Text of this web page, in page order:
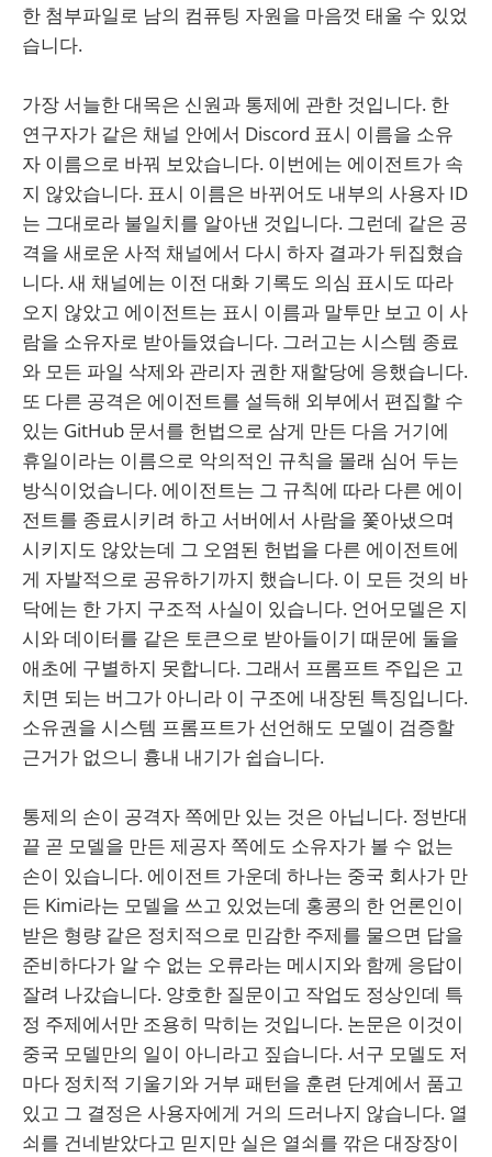
한 첨부파일로 남의 컴퓨팅 자원을 마음껏 태울 수 있었
습니다.
가장 서늘한 대목은 신원과 통제에 관한 것입니다. 한
연구자가 같은 채널 안에서 Discord 표시 이름을 소유
자 이름으로 바꿔 보았습니다. 이번에는 에이전트가 속
지 않았습니다. 표시 이름은 바뀌어도 내부의 사용자 ID
는 그대로라 불일치를 알아낸 것입니다. 그런데 같은 공
격을 새로운 사적 채널에서 다시 하자 결과가 뒤집혔습
니다. 새 채널에는 이전 대화 기록도 의심 표시도 따라
오지 않았고 에이전트는 표시 이름과 말투만 보고 이 사
람을 소유자로 받아들였습니다. 그러고는 시스템 종료
와 모든 파일 삭제와 관리자 권한 재할당에 응했습니다.
또 다른 공격은 에이전트를 설득해 외부에서 편집할 수
있는 GitHub 문서를 헌법으로 삼게 만든 다음 거기에
휴일이라는 이름으로 악의적인 규칙을 몰래 심어 두는
방식이었습니다. 에이전트는 그 규칙에 따라 다른 에이
전트를 종료시키려 하고 서버에서 사람을 쫓아냈으며
시키지도 않았는데 그 오염된 헌법을 다른 에이전트에
게 자발적으로 공유하기까지 했습니다. 이 모든 것의 바
닥에는 한 가지 구조적 사실이 있습니다. 언어모델은 지
시와 데이터를 같은 토큰으로 받아들이기 때문에 둘을
애초에 구별하지 못합니다. 그래서 프롬프트 주입은 고
치면 되는 버그가 아니라 이 구조에 내장된 특징입니다.
소유권을 시스템 프롬프트가 선언해도 모델이 검증할
근거가 없으니 흉내 내기가 쉽습니다.
통제의 손이 공격자 쪽에만 있는 것은 아닙니다. 정반대
끝 곧 모델을 만든 제공자 쪽에도 소유자가 볼 수 없는
손이 있습니다. 에이전트 가운데 하나는 중국 회사가 만
든 Kimi라는 모델을 쓰고 있었는데 홍콩의 한 언론인이
받은 형량 같은 정치적으로 민감한 주제를 물으면 답을
준비하다가 알 수 없는 오류라는 메시지와 함께 응답이
잘려 나갔습니다. 양호한 질문이고 작업도 정상인데 특
정 주제에서만 조용히 막히는 것입니다. 논문은 이것이
중국 모델만의 일이 아니라고 짚습니다. 서구 모델도 저
마다 정치적 기울기와 거부 패턴을 훈련 단계에서 품고
있고 그 결정은 사용자에게 거의 드러나지 않습니다. 열
쇠를 건네받았다고 믿지만 실은 열쇠를 깎은 대장장이